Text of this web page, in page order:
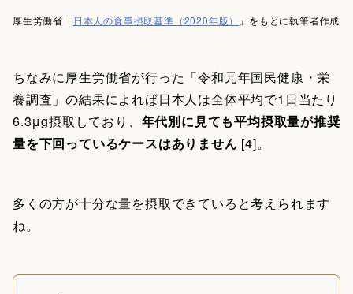
厚生労働省「 日本人の食事摂取基準（2020年版） 」をもとに執筆者作成
ちなみに厚生労働省が行った「令和元年国民健康・栄
養調査」の結果によれば日本人は全体平均で1日当たり
6.3μg摂取しており、 年代別に見ても平均摂取量が推奨
量を下回っているケースはありません [4]。
多くの方が十分な量を摂取できていると考えられます
ね。